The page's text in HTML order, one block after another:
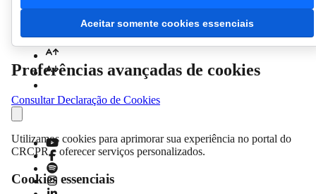
Acessibilidade
Aceitar somente cookies essenciais
Preferências avançadas de cookies
Consultar Declaração de Cookies
Utilizamos cookies para aprimorar sua experiência no portal do
CRCPR e oferecer serviços personalizados.
Cookies essenciais